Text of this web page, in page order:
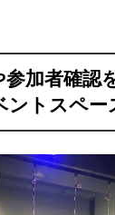
加者確認
ントスペー